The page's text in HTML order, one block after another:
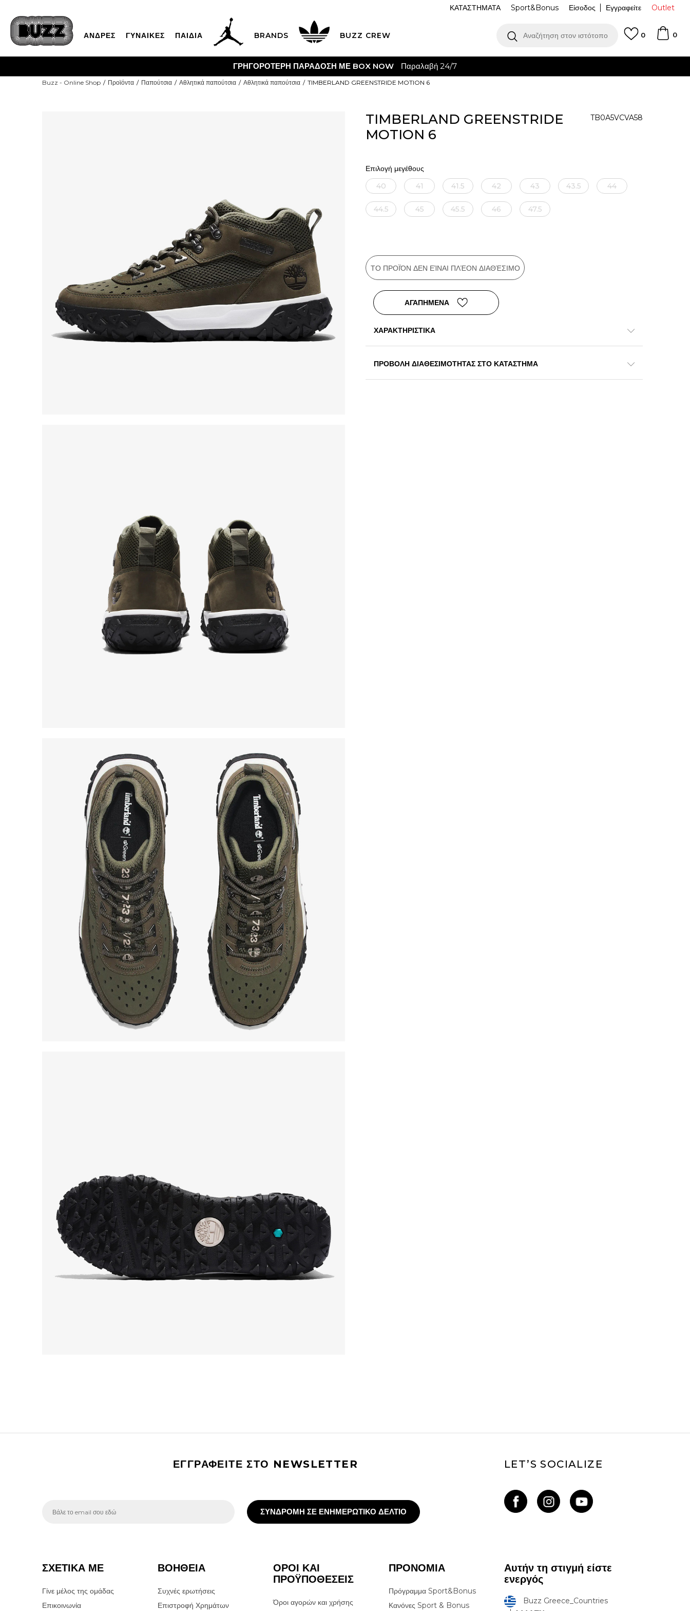
Outlet
Είσοδος Εγγραφείτε
ΚΑΤΑΣΤΗΜΑΤΑ Sport&Bonus
ΑΝΔΡΕΣ ΓΥΝΑΙΚΕΣ ΠΑΙΔΙΑ BRANDS BUZZ CREW Αναζήτηση στον ιστότοπο 0
0
ΓΡΗΓΟΡΟΤΕΡΗ ΠΑΡΑΔΟΣΗ ΜΕ BOX NOW Παραλαβή 24/7
Buzz - Online Shop Προϊόντα Παπούτσια Αθλητικά παπούτσια Αθλητικά παπούτσια TIMBERLAND GREENSTRIDE MOTION 6
TIMBERLAND GREENSTRIDE
MOTION 6
TB0A5VCVA58
Επιλογή μεγέθους
40
41 41.5 42 43 43.5 44
44.5 45 45.5 46 47.5
ΤΟ ΠΡΟΪΌΝ ΔΕΝ ΕΊΝΑΙ ΠΛΈΟΝ ΔΙΑΘΈΣΙΜΟ
ΑΓΑΠΗΜΕΝΑ
ΧΑΡΑΚΤΗΡΙΣΤΙΚΑ
ΠΡΟΒΟΛΗ ΔΙΑΘΕΣΙΜΟΤΗΤΑΣ ΣΤΟ ΚΑΤΑΣΤΗΜΑ
ΕΓΓΡΑΦΕΙΤΕ ΣΤΟ NEWSLETTER
ΣΥΝΔΡΟΜΗ ΣΕ ΕΝΗΜΕΡΩΤΙΚΟ ΔΕΛΤΙΟ
LET’S SOCIALIZE
ΣΧΕΤΙΚΑ ΜΕ
Γίνε μέλος της ομάδας
Επικοινωνία
ΒΟΗΘΕΙΑ
Συχνές ερωτήσεις
Επιστροφή Χρημάτων
ΟΡΟΙ ΚΑΙ
ΠΡΟΫΠΟΘΕΣΕΙΣ
Όροι αγορών και χρήσης
ΠΡΟΝΟΜΙΑ
Πρόγραμμα Sport&Bonus
Κανόνες Sport & Bonus
Αυτήν τη στιγμή είστε
ενεργός
Buzz Greece_Countries